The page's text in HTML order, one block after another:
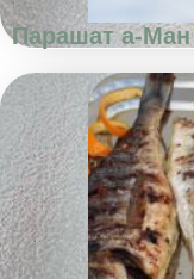
Парашат а-